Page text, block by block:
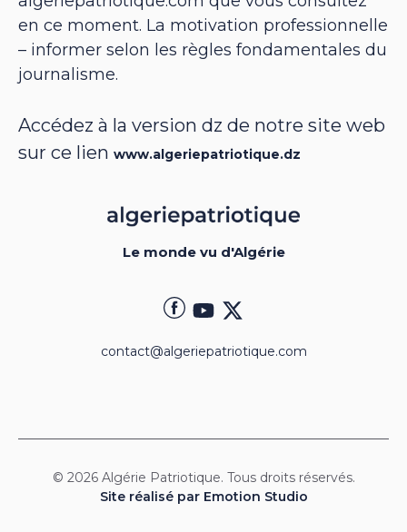
en ce moment. La motivation professionnelle
– informer selon les règles fondamentales du
journalisme.
Accédez à la version dz de notre site web
sur ce lien www.algeriepatriotique.dz
Le monde vu d'Algérie
contact@algeriepatriotique.com
© 2026 Algérie Patriotique. Tous droits réservés.
Site réalisé par Emotion Studio